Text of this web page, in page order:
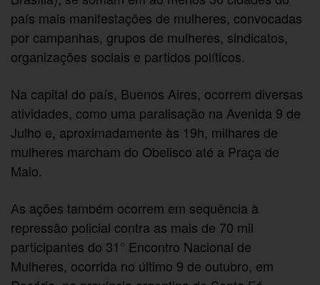
país mais manifestações de mulheres, convocadas
por campanhas, grupos de mulheres, sindicatos,
organizações sociais e partidos políticos.
Na capital do país, Buenos Aires, ocorrem diversas
atividades, como uma paralisação na Avenida 9 de
Julho e, aproximadamente às 19h, milhares de
mulheres marcham do Obelisco até a Praça de
Maio.
As ações também ocorrem em sequência à
repressão policial contra as mais de 70 mil
participantes do 31° Encontro Nacional de
Mulheres, ocorrida no último 9 de outubro, em